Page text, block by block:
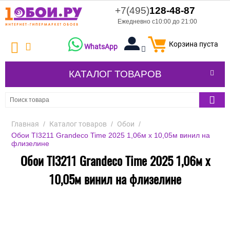
+7(495)128-48-87
Ежедневно с10:00 до 21:00
Корзина пуста
WhatsApp
КАТАЛОГ ТОВАРОВ
Главная / Каталог товаров / Обои /
Обои TI3211 Grandeco Time 2025 1,06м х 10,05м винил на
флизелине
Обои TI3211 Grandeco Time 2025 1,06м х
10,05м винил на флизелине